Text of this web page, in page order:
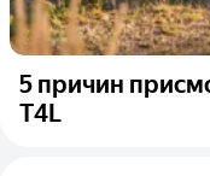
5 причин
T4L